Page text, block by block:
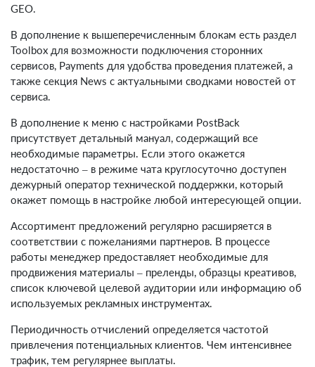
GEO.
В дополнение к вышеперечисленным блокам есть раздел
Toolbox для возможности подключения сторонних
сервисов, Payments для удобства проведения платежей, а
также секция News с актуальными сводками новостей от
сервиса.
В дополнение к меню с настройками PostBack
присутствует детальный мануал, содержащий все
необходимые параметры. Если этого окажется
недостаточно – в режиме чата круглосуточно доступен
дежурный оператор технической поддержки, который
окажет помощь в настройке любой интересующей опции.
Ассортимент предложений регулярно расширяется в
соответствии с пожеланиями партнеров. В процессе
работы менеджер предоставляет необходимые для
продвижения материалы – преленды, образцы креативов,
список ключевой целевой аудитории или информацию об
используемых рекламных инструментах.
Периодичность отчислений определяется частотой
привлечения потенциальных клиентов. Чем интенсивнее
трафик, тем регулярнее выплаты.